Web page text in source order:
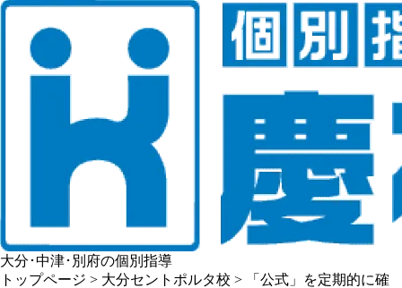
大分･中津･別府の個別指導
トップページ > 大分セントポルタ校 >
「公式」を定期的に確